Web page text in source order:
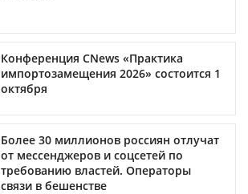
Конференция CNews «Практика
импортозамещения 2026» состоится 1
октября
Более 30 миллионов россиян отлучат
от мессенджеров и соцсетей по
требованию властей. Операторы
связи в бешенстве